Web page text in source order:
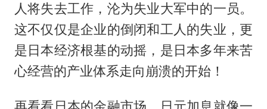
人将失去工作，沦为失业大军中的一员。
这不仅仅是企业的倒闭和工人的失业，更
是日本经济根基的动摇，是日本多年来苦
心经营的产业体系走向崩溃的开始！